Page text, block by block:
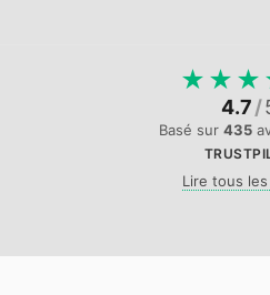
★ ★ ★
4.7/
Basé sur 435
Lire tous